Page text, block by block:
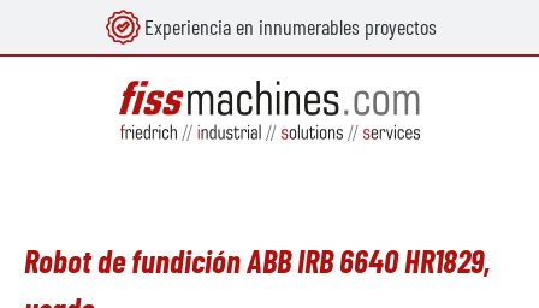
principal Experiencia en innumerables proyectos
Robot de fundición ABB IRB 6640 HR1829,